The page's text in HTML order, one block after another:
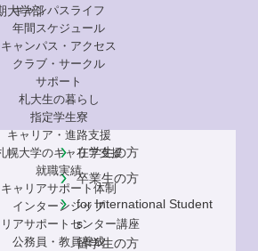
キャンパスライフ
年間スケジュール
キャンパス・アクセス
クラブ・サークル
サポート
札大生の暮らし
指定学生寮
キャリア・進路支援
幌大学のキャリア支援
就職実績
キャリアサポート体制
インターンシップ
アサポートセンター講座
公務員・教員養成
大学部
在学生の方
卒業生の方
for International Student
s
留学生の方